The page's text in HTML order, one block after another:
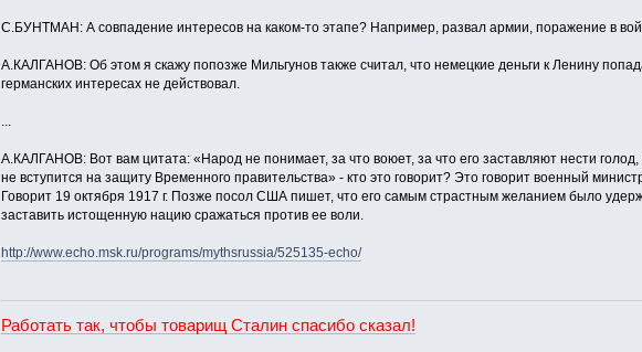
С.БУНТМАН: А совпадение интересов на каком-то этапе? Например, развал армии, поражение в
А.КАЛГАНОВ: Об этом я скажу попозже Мильгунов также считал, что немецкие деньги к Ленину
германских интересах не действовал.
...
А.КАЛГАНОВ: Вот вам цитата: «Народ не понимает, за что воюет, за что его заставляют нести
не вступится на защиту Временного правительства» - кто это говорит? Это говорит военный
Говорит 19 октября 1917 г. Позже посол США пишет, что его самым страстным желанием было
заставить истощенную нацию сражаться против ее воли.
http://www.echo.msk.ru/programs/mythsrussia/525135-echo/
Работать так, чтобы товарищ Сталин спасибо сказал!